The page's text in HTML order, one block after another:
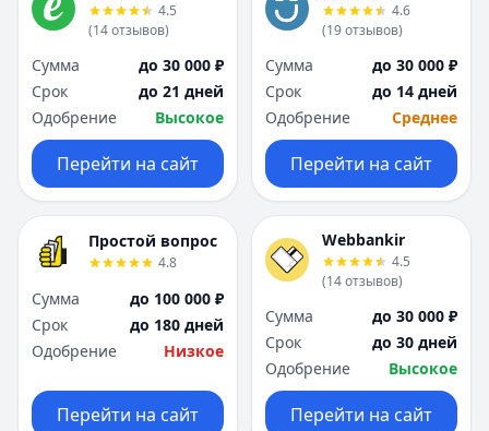
4.5
(14отзывов)
Сумма
до 30 000 ₽
Срок
до 21 дней
Одобрение
Высокое
Перейти на сайт
4.6
(19отзывов)
Сумма
до 30 000 ₽
Срок
до 14 дней
Одобрение
Среднее
Перейти на сайт
Простой вопрос
4.8
Сумма
до 100 000 ₽
Срок
до 180 дней
Одобрение
Низкое
Перейти на сайт
Webbankir
4.5
(14отзывов)
Сумма
до 30 000 ₽
Срок
до 30 дней
Одобрение
Высокое
Перейти на сайт